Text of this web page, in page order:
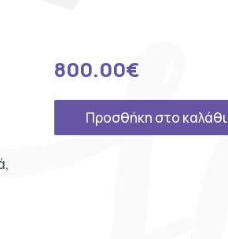
800.00€
Προσθήκη στο καλάθι